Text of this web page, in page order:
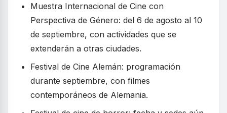
Muestra Internacional de Cine con
Perspectiva de Género: del 6 de agosto al 10
de septiembre, con actividades que se
extenderán a otras ciudades.
Festival de Cine Alemán: programación
durante septiembre, con filmes
contemporáneos de Alemania.